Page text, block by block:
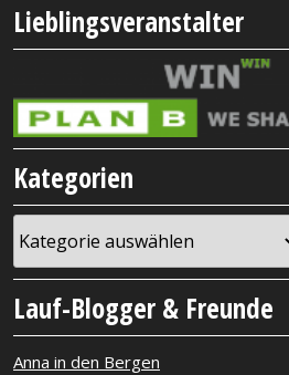
Lieblingsveranstalter
Kategorien
Lauf-Blogger & Freunde
Anna in den Bergen